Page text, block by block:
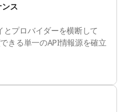
ス
プロバイダーを横断して
きる単一のAPI情報源を確立